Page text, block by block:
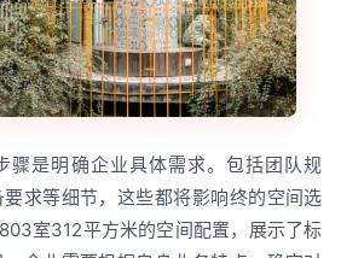
骤是明确企业具体需求。包括团队规
求等细节，这些都将影响终的空间选
室312平方米的空间配置，展示了标